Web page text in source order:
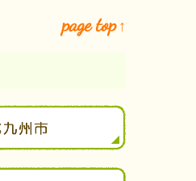
page top ↑